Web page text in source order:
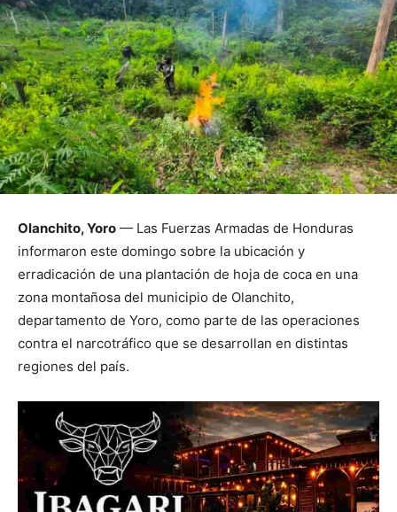
Olanchito, Yoro — Las Fuerzas Armadas de Honduras
informaron este domingo sobre la ubicación y
erradicación de una plantación de hoja de coca en una
zona montañosa del municipio de Olanchito,
departamento de Yoro, como parte de las operaciones
contra el narcotráfico que se desarrollan en distintas
regiones del país.